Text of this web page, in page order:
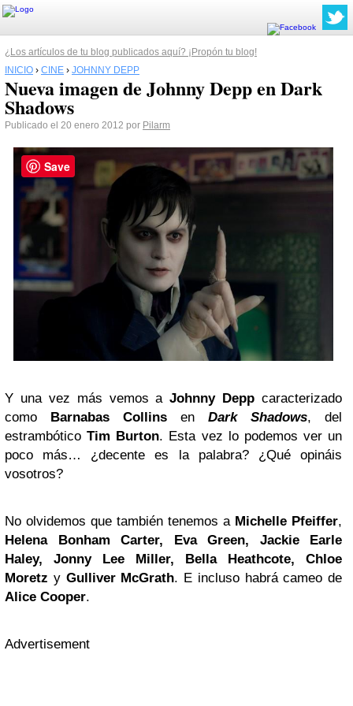
¿Los artículos de tu blog publicados aquí? ¡Propón tu blog!
INICIO › CINE › JOHNNY DEPP
Nueva imagen de Johnny Depp en Dark
Shadows
Publicado el 20 enero 2012 por Pilarm
Y una vez más vemos aJohnny Depp caracterizado
como Barnabas Collins en Dark Shadows, del
estrambóticoTim Burton. Esta vez lo podemos ver un
poco más… ¿decente es la palabra? ¿Qué opináis
vosotros?
No olvidemos que también tenemos a Michelle Pfeiffer,
Helena Bonham Carter, Eva Green, Jackie Earle
Haley, Jonny Lee Miller, Bella Heathcote, Chloe
Moretz yGulliver McGrath. E incluso habrá cameo de
Alice Cooper.
Advertisement
Save